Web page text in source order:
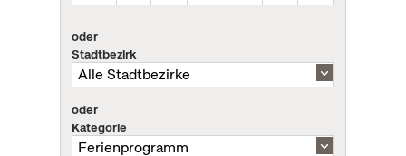
oder
Stadtbezirk
oder
Kategorie